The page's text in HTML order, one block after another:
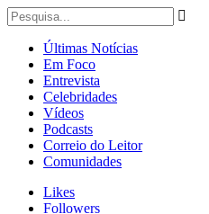
Últimas Notícias
Em Foco
Entrevista
Celebridades
Vídeos
Podcasts
Correio do Leitor
Comunidades
Likes
Followers